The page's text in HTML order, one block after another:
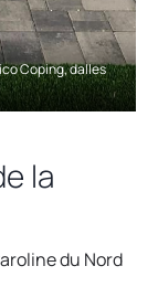
Coping, dalles
la
du Nord